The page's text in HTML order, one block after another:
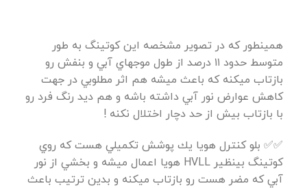
همينطور كه در تصوير مشخصه اين كوتينگ به طور
متوسط حدود ١١ درصد از طول موجهاي آبي و بنفش رو
بازتاب ميكنه كه باعث ميشه هم اثر مطلوبي در جهت
كاهش عوارض نور آبي داشته باشه و هم ديد رنگ فرد رو
با بازتاب بيش از حد دچار اختلال نكنه !
✅✅ بلو كنترل هويا يك پوشش تكميلي هست كه روي
كوتينگ بينظير HVLL هويا اعمال ميشه و بخشي از نور
آبي كه مضر هست رو بازتاب ميكنه و بدين ترتيب باعث